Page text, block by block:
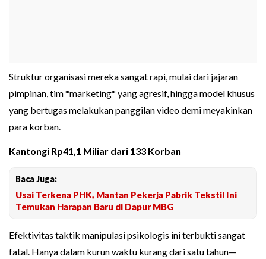
Struktur organisasi mereka sangat rapi, mulai dari jajaran
pimpinan, tim *marketing* yang agresif, hingga model khusus
yang bertugas melakukan panggilan video demi meyakinkan
para korban.
Kantongi Rp41,1 Miliar dari 133 Korban
Baca Juga:
Usai Terkena PHK, Mantan Pekerja Pabrik Tekstil Ini
Temukan Harapan Baru di Dapur MBG
Efektivitas taktik manipulasi psikologis ini terbukti sangat
fatal. Hanya dalam kurun waktu kurang dari satu tahun—